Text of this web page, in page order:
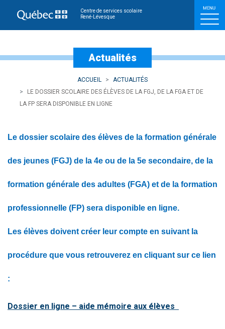
Centre de services scolaire
René-Lévesque
Le dossier scolaire des
Actualités
ACCUEIL
ACTUALITÉS
LE DOSSIER SCOLAIRE DES ÉLÈVES DE LA FGJ, DE LA FGA ET DE
LA FP SERA DISPONIBLE EN LIGNE
Le dossier scolaire des élèves de la formation générale
des jeunes (FGJ) de la 4e ou de la 5e secondaire, de la
formation générale des adultes (FGA) et de la formation
professionnelle (FP) sera disponible en ligne.
Les élèves doivent créer leur compte en suivant la
procédure que vous retrouverez en cliquant sur ce lien
:
Dossier en ligne – aide mémoire aux élèves